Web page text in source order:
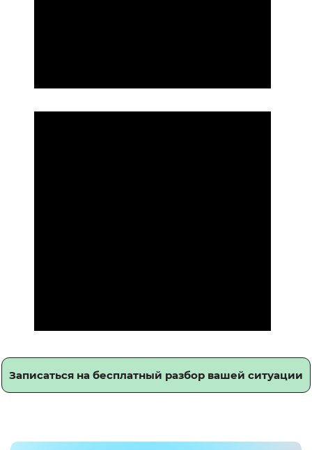
Записаться на бесплатный разбор вашей ситуации